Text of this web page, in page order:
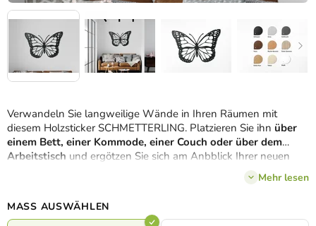
Verwandeln Sie langweilige Wände in Ihren Räumen mit
diesem Holzsticker SCHMETTERLING. Platzieren Sie ihn über
einem Bett, einer Kommode, einer Couch oder über dem
Arbeitstisch und ergötzen Sie sich am Anbblick Ihrer neuen
Mehr lesen
MASS AUSWÄHLEN